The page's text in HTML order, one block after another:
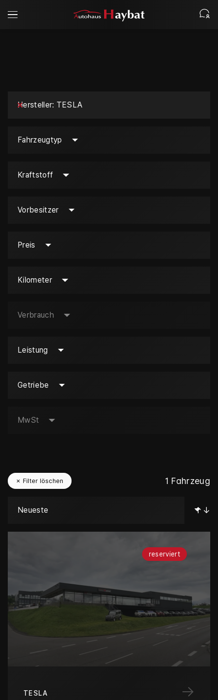
Hersteller TESLA
Fahrzeugtyp
Kraftstoff
Vorbesitzer
Preis
Kilometer
Verbrauch
Leistung
Getriebe
MwSt
↑↓
✗ Filter löschen 1 Fahrzeug
reserviert
→
TESLA